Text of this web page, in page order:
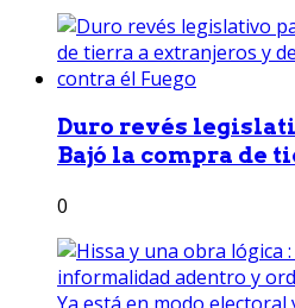
Duro revés
Bajó la compra de
0